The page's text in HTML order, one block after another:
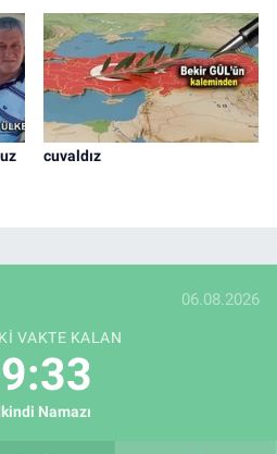
cuvaldız
06.08.2026
VAKTE KALAN
Namazı